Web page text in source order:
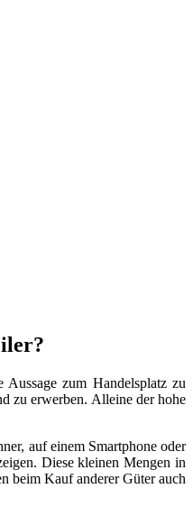
zum Handelsplatz zu
zu erwerben. Alleine der hohe
auf einem Smartphone oder
Diese kleinen Mengen in
beim Kauf anderer Güter auch